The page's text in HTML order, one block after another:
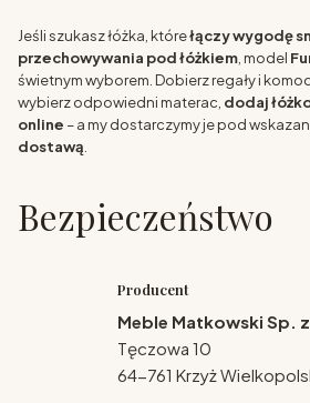
Jeśli szukasz łóżka, którełączy wygodę
przechowywania pod łóżkiem , model
świetnym wyborem. Dobierz regały i
wybierz odpowiedni materac, dodaj
online – a my dostarczymy je pod
dostawą
Bezpieczeństwo
Producent
Meble Matkowski Sp.
Tęczowa 10
64-761 Krzyż